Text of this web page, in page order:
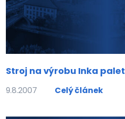
Stroj na výrobu Inka palet
9.8.2007 Celý článek